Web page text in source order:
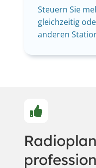
Steuern Sie
gleichzeitig
anderen